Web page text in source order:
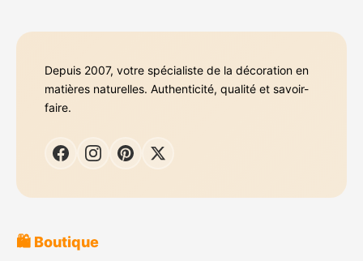
Depuis 2007, votre spécialiste de la décoration en
matières naturelles. Authenticité, qualité et savoir-
faire.
🛍️ Boutique